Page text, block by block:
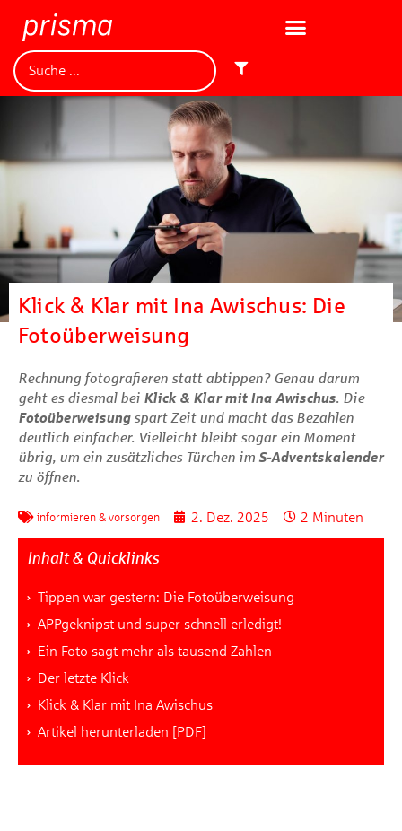
Klick & Klar mit Ina Awischus: Die
Fotoüberweisung
Rechnung fotografieren statt abtippen? Genau darum
geht es diesmal bei Klick & Klar mit Ina Awischus. Die
Fotoüberweisungspart Zeit und macht das Bezahlen
deutlich einfacher. Vielleicht bleibt sogar ein Moment
übrig, um ein zusätzliches Türchen im S‑Adventskalender
zu öffnen.
informieren & vorsorgen 2. Dez. 2025 2 Minuten
Inhalt & Quicklinks
Tippen war gestern: Die Fotoüberweisung
APPgeknipst und super schnell erledigt!
Ein Foto sagt mehr als tausend Zahlen
Der letzte Klick
Klick & Klar mit Ina Awischus
Artikel herunterladen [PDF]